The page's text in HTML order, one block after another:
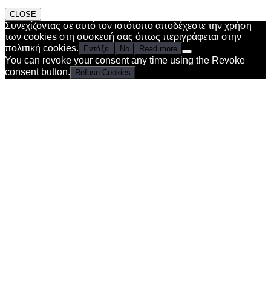
CLOSE
Συνεχίζοντας σε αυτό τον ιστότοπο αποδέχεστε την χρήση
των cookies στη συσκευή σας όπως περιγράφεται στην
πολιτική cookies.
Εντάξει No Read more
You can revoke your consent any time using the Revoke
consent button.
Refuse Cookies